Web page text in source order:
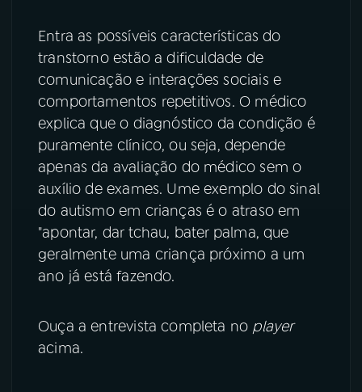
Entra as possíveis características do
transtorno estão a dificuldade de
comunicação e interações sociais e
comportamentos repetitivos. O médico
explica que o diagnóstico da condição é
puramente clínico, ou seja, depende
apenas da avaliação do médico sem o
auxílio de exames. Ume exemplo do sinal
do autismo em crianças é o atraso em
"apontar, dar tchau, bater palma, que
geralmente uma criança próximo a um
ano já está fazendo.
Ouça a entrevista completa no player
acima.